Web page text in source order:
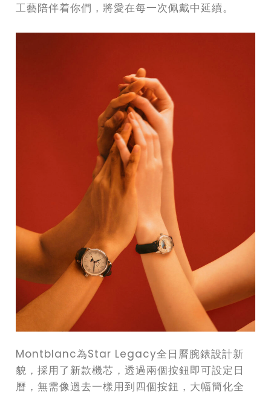
工藝陪伴着你們，將愛在每一次佩戴中延續。
Montblanc為Star Legacy全日曆腕錶設計新
貌，採用了新款機芯，透過兩個按鈕即可設定日
曆，無需像過去一樣用到四個按鈕，大幅簡化全